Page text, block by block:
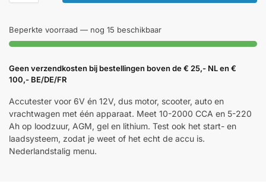
Beperkte voorraad — nog 15 beschikbaar
Geen verzendkosten bij bestellingen boven de € 25,- NL en €
100,- BE/DE/FR
Accutester voor 6V én 12V, dus motor, scooter, auto en
vrachtwagen met één apparaat. Meet 10-2000 CCA en 5-220
Ah op loodzuur, AGM, gel en lithium. Test ook het start- en
laadsysteem, zodat je weet of het echt de accu is.
Nederlandstalig menu.